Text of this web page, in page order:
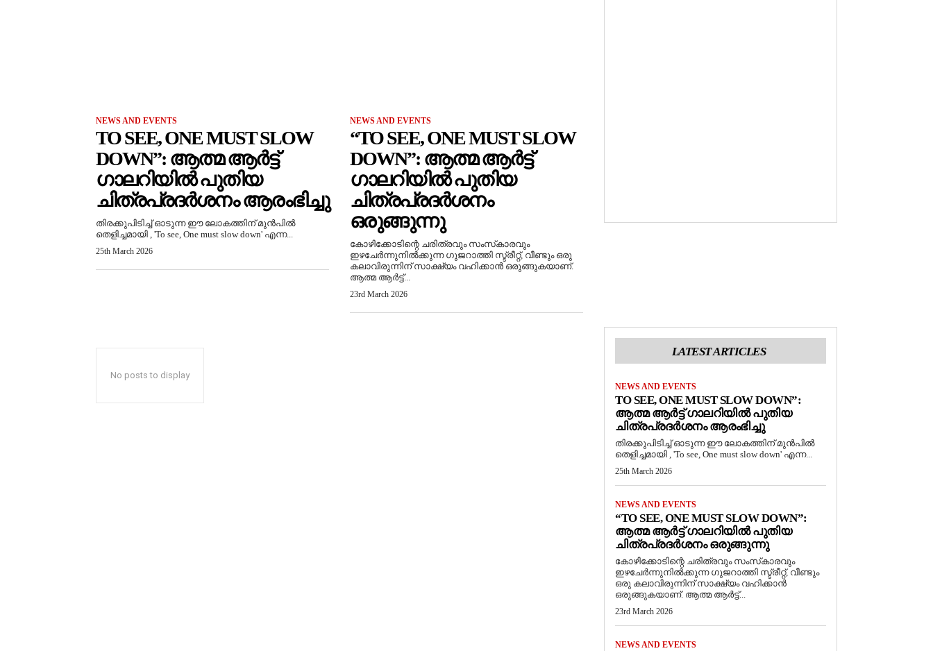
NEWS AND EVENTS
TO SEE, ONE MUST SLOW
DOWN”: ആത്മ ആർട്ട്
ഗാലറിയിൽ പുതിയ
ചിത്രപ്രദർശനം ആരംഭിച്ചു
തിരക്കുപിടിച്ച് ഓടുന്ന ഈ ലോകത്തിന് മുൻപിൽ
തെളിച്ചമായി , 'To see, One must slow down' എന്ന...
25th March 2026
NEWS AND EVENTS
“TO SEE, ONE MUST SLOW
DOWN”: ആത്മ ആർട്ട്
ഗാലറിയിൽ പുതിയ
ചിത്രപ്രദർശനം
ഒരുങ്ങുന്നു
കോഴിക്കോടിന്റെ ചരിത്രവും സംസ്‌കാരവും
ഇഴചേർന്നുനിൽക്കുന്ന ഗുജറാത്തി സ്ട്രീറ്റ്, വീണ്ടും ഒരു
കലാവിരുന്നിന് സാക്ഷ്യം വഹിക്കാൻ ഒരുങ്ങുകയാണ്.
ആത്മ ആർട്ട്...
23rd March 2026
No posts to display
LATEST ARTICLES
NEWS AND EVENTS
TO SEE, ONE MUST SLOW DOWN”:
ആത്മ ആർട്ട് ഗാലറിയിൽ പുതിയ
ചിത്രപ്രദർശനം ആരംഭിച്ചു
തിരക്കുപിടിച്ച് ഓടുന്ന ഈ ലോകത്തിന് മുൻപിൽ
തെളിച്ചമായി , 'To see, One must slow down' എന്ന...
25th March 2026
NEWS AND EVENTS
“TO SEE, ONE MUST SLOW DOWN”:
ആത്മ ആർട്ട് ഗാലറിയിൽ പുതിയ
ചിത്രപ്രദർശനം ഒരുങ്ങുന്നു
കോഴിക്കോടിന്റെ ചരിത്രവും സംസ്‌കാരവും
ഇഴചേർന്നുനിൽക്കുന്ന ഗുജറാത്തി സ്ട്രീറ്റ്, വീണ്ടും
ഒരു കലാവിരുന്നിന് സാക്ഷ്യം വഹിക്കാൻ
ഒരുങ്ങുകയാണ്. ആത്മ ആർട്ട്...
23rd March 2026
NEWS AND EVENTS